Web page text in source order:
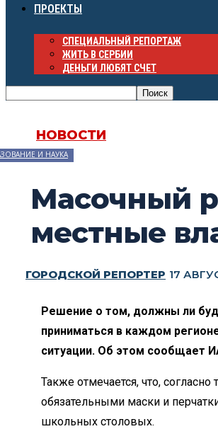
ПРОЕКТЫ
СПЕЦИАЛЬНЫЙ РЕПОРТАЖ
ЖИТЬ В СЕРБИИ
ДЕНЬГИ ЛЮБЯТ СЧЕТ
НОВОСТИ
И НАУКА
Масочный
местные
ГОРОДСКОЙ РЕПОРТЕР 17
Решение о том, должны ли
приниматься в каждом
ситуации. Об этом сообщает
Также отмечается, что,
обязательными маски и
школьных столовых.